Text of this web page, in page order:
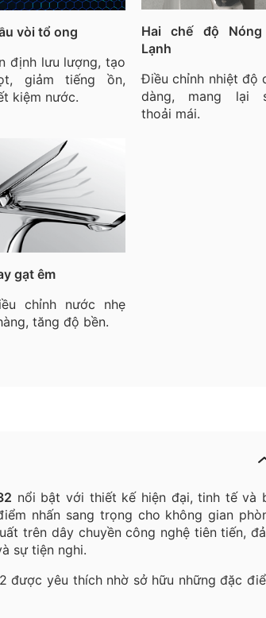
vòi tổ ong
định lưu lượng, tạo
giảm tiếng ồn,
kiệm nước.
Hai chế độ
Lạnh
Điều chỉnh nhiệt độ
dàng, mang lại
thoải mái.
gạt êm
chỉnh nước nhẹ
tăng độ bền.
nổi bật với thiết kế hiện đại, tinh tế và
nhấn sang trọng cho không gian
trên dây chuyền công nghệ tiên tiến,
sự tiện nghi.
được yêu thích nhờ sở hữu những đặc